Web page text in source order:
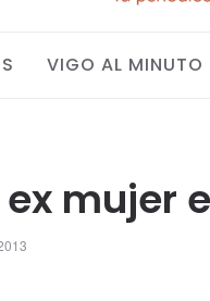
VIGO AL MINUTO
mujer